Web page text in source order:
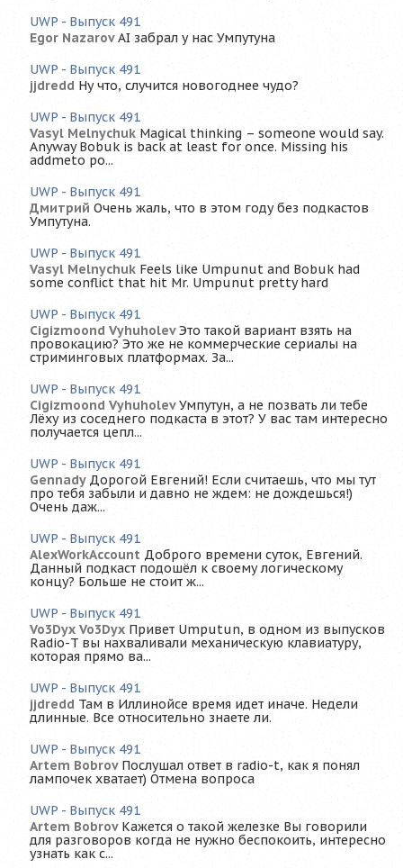
UWP - Выпуск 491
Egor Nazarov AI забрал у нас Умпутуна
UWP - Выпуск 491
jjdredd Ну что, случится новогоднее чудо?
UWP - Выпуск 491
Vasyl Melnychuk Magical thinking – someone would say.
Anyway Bobuk is back at least for once. Missing his
addmeto po...
UWP - Выпуск 491
Дмитрий Очень жаль, что в этом году без подкастов
Умпутуна.
UWP - Выпуск 491
Vasyl Melnychuk Feels like Umpunut and Bobuk had
some conflict that hit Mr. Umpunut pretty hard
UWP - Выпуск 491
Cigizmoond Vyhuholev Это такой вариант взять на
провокацию? Это же не коммерческие сериалы на
стриминговых платформах. За...
UWP - Выпуск 491
Cigizmoond Vyhuholev Умпутун, а не позвать ли тебе
Лёху из соседнего подкаста в этот? У вас там интересно
получается цепл...
UWP - Выпуск 491
Gennady Дорогой Евгений! Если считаешь, что мы тут
про тебя забыли и давно не ждем: не дождешься!)
Очень даж...
UWP - Выпуск 491
AlexWorkAccount Доброго времени суток, Евгений.
Данный подкаст подошёл к своему логическому
концу? Больше не стоит ж...
UWP - Выпуск 491
Vo3Dyx Vo3Dyx Привет Umputun, в одном из выпусков
Radio-T вы нахваливали механическую клавиатуру,
которая прямо ва...
UWP - Выпуск 491
jjdredd Там в Иллинойсе время идет иначе. Недели
длинные. Все относительно знаете ли.
UWP - Выпуск 491
Artem Bobrov Послушал ответ в radio-t, как я понял
лампочек хватает) Отмена вопроса
UWP - Выпуск 491
Artem Bobrov Кажется о такой железке Вы говорили
для разговоров когда не нужно беспокоить, интересно
узнать как с...